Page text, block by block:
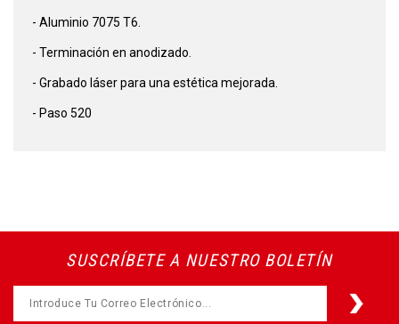
- Aluminio 7075 T6.
- Terminación en anodizado.
- Grabado láser para una estética mejorada.
- Paso 520
SUSCRÍBETE A NUESTRO BOLETÍN